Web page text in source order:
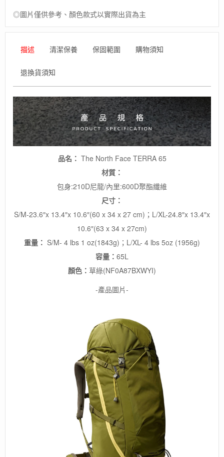
◎圖片僅供參考、顏色款式以實際出貨為主
描述 清潔保養 保固範圍 購物須知
退換貨須知
品名： The North Face TERRA 65
材質：
包身:210D尼龍/內里:600D聚酯纖維
尺寸：
S/M-23.6″x 13.4″x 10.6″(60 x 34 x 27 cm)；L/XL-24.8″x 13.4″x
10.6″(63 x 34 x 27cm)
重量： S/M- 4 lbs 1 oz(1843g)；L/XL- 4 lbs 5oz (1956g)
容量： 65L
顏色： 草綠(NF0A87BXWYI)
-產品圖片-